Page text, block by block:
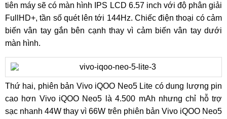
tiên máy sẽ có màn hình IPS LCD 6.57 inch với độ phân giải
FullHD+, tần số quét lên tới 144Hz. Chiếc điện thoại có cảm
biến vân tay gắn bên cạnh thay vì cảm biến vân tay dưới
màn hình.
Thứ hai, phiên bản Vivo iQOO Neo5 Lite có dung lượng pin
cao hơn Vivo iQOO Neo5 là 4.500 mAh nhưng chỉ hỗ trợ
sạc nhanh 44W thay vì 66W trên phiên bản Vivo iQOO Neo5